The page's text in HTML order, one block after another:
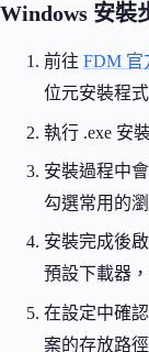
Windows 安裝
前往 FDM 官
位元安裝程式
執行 .exe 安
安裝過程中
勾選常用的
安裝完成後
預設下載器
在設定中確
案的存放路徑